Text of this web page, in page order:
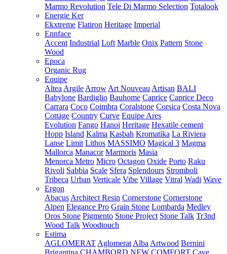
Marmo Revolution Tele Di Marmo Selection Totalook
Energie Ker
Ekxtreme Flatiron Heritage Imperial
Ennface
Accent Industrial Loft Marble Onix Pattern Stone
Wood
Epoca
Organic Rug
Equipe
Altea Argile Arrow Art Nouveau Artisan BALI
Babylone Bardiglio Bauhome Caprice Caprice Deco
Carrara Coco Coimbra Coralstone Corsica Costa Nova
Cottage Country Curve Equipe Ares
Evolution Fango Hanoi Heritage Hexatile cement
Hopp Island Kalma Kasbah Kromatika La Riviera
Lanse Limit Lithos MASSIMO Magical 3 Magma
Mallorca Manacor Marmoris Masia
Menorca Metro Micro Octagon Oxide Porto Raku
Rivoli Sabbia Scale Sfera Splendours Stromboli
Tribeca Urban Verticale Vibe Village Vitral Wadi Wave
Ergon
Abacus Architect Resin Cornerstone Cornerstone
Alpen Elegance Pro Grain Stone Lombarda Medley
Oros Stone Pigmento Stone Project Stone Talk Tr3nd
Wood Talk Woodtouch
Estima
AGLOMERAT Aglomerat Alba Artwood Bernini